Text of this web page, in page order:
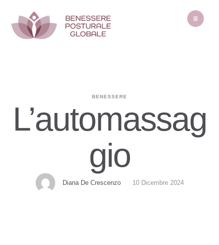
BENESSERE
L’automassag
gio
Diana De Crescenzo 10 Dicembre 2024